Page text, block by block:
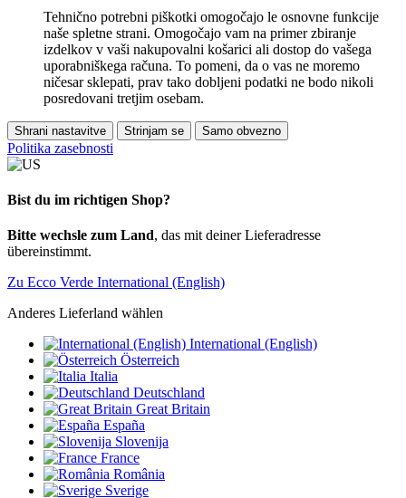
Tehnično potrebni piškotki omogočajo le osnovne funkcije
naše spletne strani. Omogočajo vam na primer zbiranje
izdelkov v vaši nakupovalni košarici ali dostop do vašega
uporabniškega računa. To pomeni, da o vas ne moremo
ničesar sklepati, prav tako dobljeni podatki ne bodo nikoli
posredovani tretjim osebam.
Shrani nastavitve Strinjam se Samo obvezno
Politika zasebnosti
Bist du im richtigen Shop?
Bitte wechsle zum Land, das mit deiner Lieferadresse
übereinstimmt.
Zu Ecco Verde International (English)
Anderes Lieferland wählen
International (English)
Österreich
Italia
Deutschland
Great Britain
España
Slovenija
France
România
Sverige